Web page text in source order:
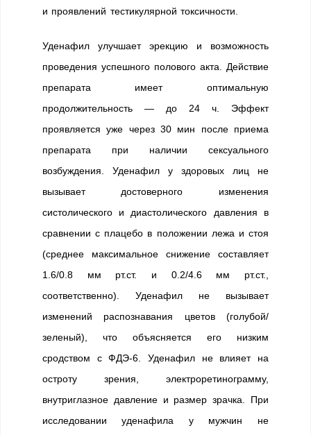
и проявлений тестикулярной токсичности.
Уденафил улучшает эрекцию и возможность
проведения успешного полового акта. Действие
препарата имеет оптимальную
продолжительность — до 24 ч. Эффект
проявляется уже через 30 мин после приема
препарата при наличии сексуального
возбуждения. Уденафил у здоровых лиц не
вызывает достоверного изменения
систолического и диастолического давления в
сравнении с плацебо в положении лежа и стоя
(среднее максимальное снижение составляет
1.6/0.8 мм рт.ст. и 0.2/4.6 мм рт.ст.,
соответственно). Уденафил не вызывает
изменений распознавания цветов (голубой/
зеленый), что объясняется его низким
сродством с ФДЭ-6. Уденафил не влияет на
остроту зрения, электроретинограмму,
внутриглазное давление и размер зрачка. При
исследовании уденафила у мужчин не